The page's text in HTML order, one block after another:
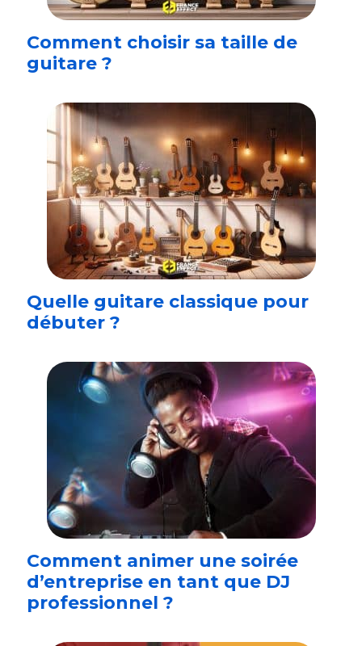
Comment choisir sa taille de
guitare ?
Quelle guitare classique pour
débuter ?
Comment animer une soirée
d’entreprise en tant que DJ
professionnel ?